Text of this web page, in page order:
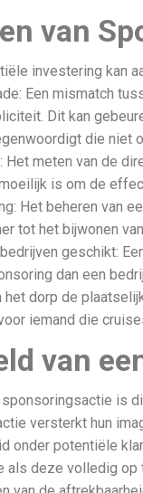
van
investering kan
Een mismatch
Dit kan
die niet
Het meten van de
is om de
Het beheren van
tot het bijwonen
geschikt:
dan een
het dorp de
iemand die
van
is
versterkt hun
onder potentiële
als deze volledig op